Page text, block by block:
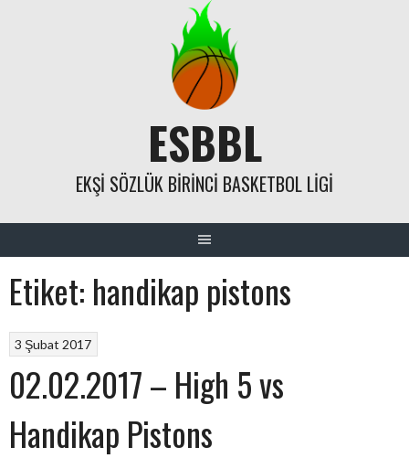
ESBBL
EKŞI SÖZLÜK BIRINCI BASKETBOL LIGI
Etiket: handikap pistons
3 Şubat 2017
02.02.2017 – High 5 vs
Handikap Pistons